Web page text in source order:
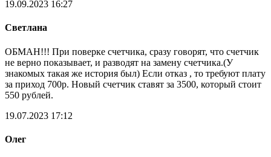
19.09.2023 16:27
Светлана
ОБМАН!!! При поверке счетчика, сразу говорят, что счетчик
не верно показывает, и разводят на замену счетчика.(У
знакомых такая же история был) Если отказ , то требуют плату
за приход 700р. Новый счетчик ставят за 3500, который стоит
550 рублей.
19.07.2023 17:12
Олег